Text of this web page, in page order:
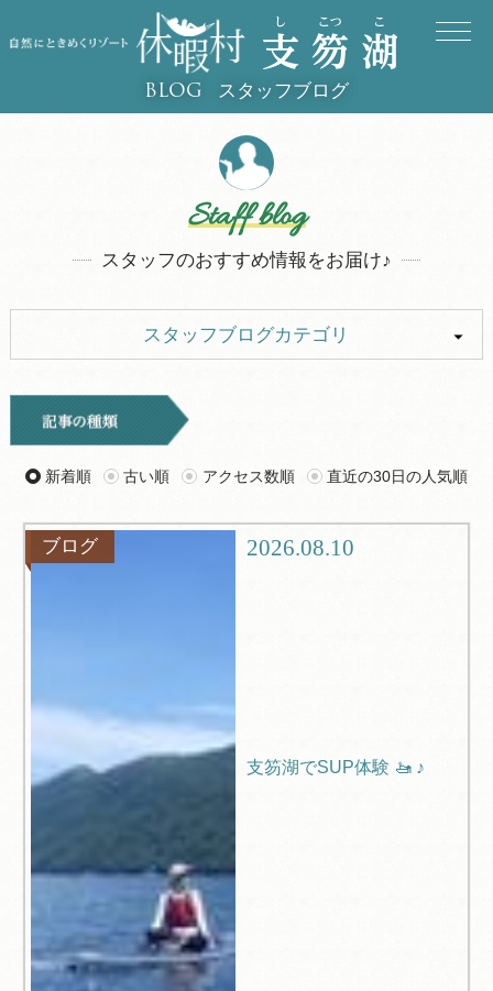
BLOG スタッフブログ
Staff blog
スタッフのおすすめ情報をお届け♪
スタッフブログカテゴリ
イベント
旅行記 ツアー
グルメ
新着順 古い順 アクセス数順 直近の30日の人気順
ブログ 2026.08.10
支笏湖でSUP体験 🚤 ♪